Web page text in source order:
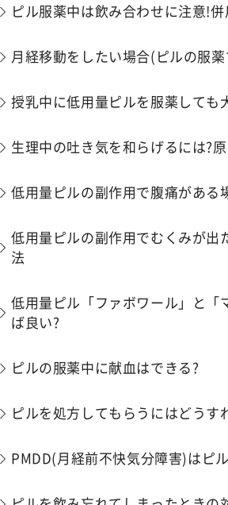
ピル服薬中は飲み合わせに注意!
月経移動をしたい場合(ピルの服
授乳中に低用量ピルを服薬しても
生理中の吐き気を和らげるには?
低用量ピルの副作用で腹痛がある
低用量ピルの副作用でむくみが出
法
低用量ピル「ファボワール」と「
ば良い?
ピルの服薬中に献血はできる?
ピルを処方してもらうにはどうす
PMDD(月経前不快気分障害)はピ